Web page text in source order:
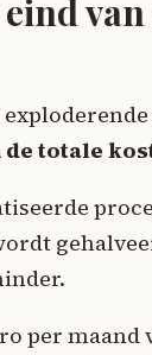
totale
per maand